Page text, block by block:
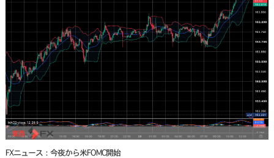
FXニュース：今夜から米FOMC開始